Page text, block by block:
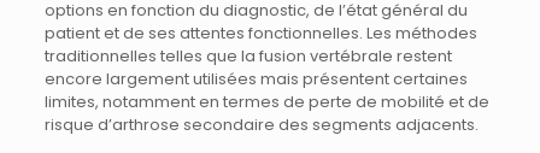
options en fonction du diagnostic, de l’état général du
patient et de ses attentes fonctionnelles. Les méthodes
traditionnelles telles que la fusion vertébrale restent
encore largement utilisées mais présentent certaines
limites, notamment en termes de perte de mobilité et de
risque d’arthrose secondaire des segments adjacents.